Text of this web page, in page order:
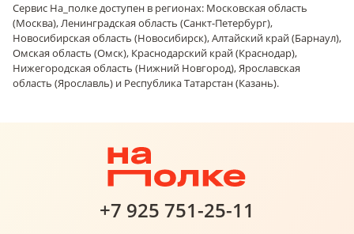
Сервис На_полке доступен в регионах: Московская область
(Москва), Ленинградская область (Санкт-Петербург),
Новосибирская область (Новосибирск), Алтайский край (Барнаул),
Омская область (Омск), Краснодарский край (Краснодар),
Нижегородская область (Нижний Новгород), Ярославская
область (Ярославль) и Республика Татарстан (Казань).
+7 925 751-25-11